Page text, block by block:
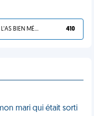
TU L'AS BIEN MÉRITÉ 410
mari qui était sorti